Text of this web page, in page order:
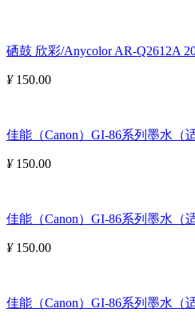
硒鼓 欣彩/Anycolor AR-Q2612A
¥150.00
佳能（Canon）GI-86系列墨水（
¥150.00
佳能（Canon）GI-86系列墨水（
¥150.00
佳能（Canon）GI-86系列墨水（